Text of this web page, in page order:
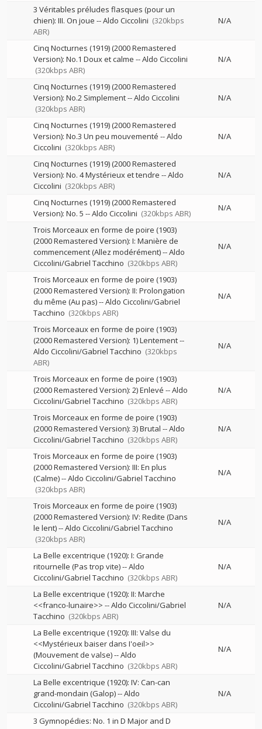
3 Véritables préludes flasques (pour un
chien): III. On joue --Aldo Ciccolini (320kbps
ABR)
N/A
Cinq Nocturnes (1919) (2000 Remastered
Version): No.1 Doux et calme --Aldo Ciccolini
(320kbps ABR)
N/A
Cinq Nocturnes (1919) (2000 Remastered
Version): No.2 Simplement--Aldo Ciccolini
(320kbps ABR)
N/A
Cinq Nocturnes (1919) (2000 Remastered
Version): No.3 Un peu mouvementé --Aldo
Ciccolini (320kbps ABR)
N/A
Cinq Nocturnes (1919) (2000 Remastered
Version): No. 4 Mystérieux et tendre --Aldo
Ciccolini (320kbps ABR)
N/A
Cinq Nocturnes (1919) (2000 Remastered
Version): No. 5 --Aldo Ciccolini (320kbps ABR)
N/A
Trois Morceaux en forme de poire (1903)
(2000 Remastered Version): I: Manière de
commencement (Allez modérément)--Aldo
Ciccolini/Gabriel Tacchino (320kbps ABR)
N/A
Trois Morceaux en forme de poire (1903)
(2000 Remastered Version): II: Prolongation
du même (Au pas)--Aldo Ciccolini/Gabriel
Tacchino (320kbps ABR)
N/A
Trois Morceaux en forme de poire (1903)
(2000 Remastered Version): 1) Lentement--
Aldo Ciccolini/Gabriel Tacchino (320kbps
ABR)
N/A
Trois Morceaux en forme de poire (1903)
(2000 Remastered Version): 2) Enlevé --Aldo
Ciccolini/Gabriel Tacchino (320kbps ABR)
N/A
Trois Morceaux en forme de poire (1903)
(2000 Remastered Version): 3) Brutal --Aldo
Ciccolini/Gabriel Tacchino (320kbps ABR)
N/A
Trois Morceaux en forme de poire (1903)
(2000 Remastered Version): III: En plus
(Calme)--Aldo Ciccolini/Gabriel Tacchino
(320kbps ABR)
N/A
Trois Morceaux en forme de poire (1903)
(2000 Remastered Version): IV: Redite (Dans
le lent)--Aldo Ciccolini/Gabriel Tacchino
(320kbps ABR)
N/A
La Belle excentrique (1920): I: Grande
ritournelle (Pas trop vite)--Aldo
Ciccolini/Gabriel Tacchino (320kbps ABR)
N/A
La Belle excentrique (1920): II: Marche
<<franco-lunaire>> --Aldo Ciccolini/Gabriel
Tacchino (320kbps ABR)
N/A
La Belle excentrique (1920): III: Valse du
<<Mystérieux baiser dans I'oeil>>
(Mouvement de valse)--Aldo
Ciccolini/Gabriel Tacchino (320kbps ABR)
N/A
La Belle excentrique (1920): IV: Can-can
grand-mondain (Galop)--Aldo
Ciccolini/Gabriel Tacchino (320kbps ABR)
N/A
3 Gymnopédies: No. 1 in D Major and D